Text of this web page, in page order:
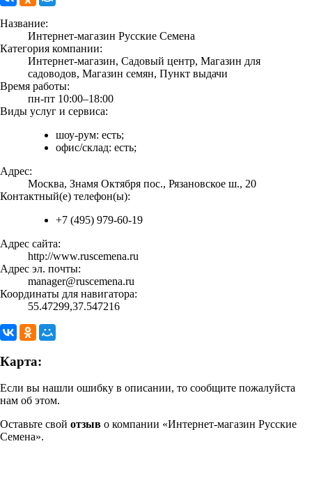
Название:
Интернет-магазин Русские Семена
Категория компании:
Интернет-магазин, Садовый центр, Магазин для
садоводов, Магазин семян, Пункт выдачи
Время работы:
пн-пт 10:00–18:00
Виды услуг и сервиса:
шоу-рум: есть;
офис/склад: есть;
Адрес:
Москва, Знамя Октября пос., Рязановское ш., 20
Контактный(е) телефон(ы):
+7 (495) 979-60-19
Адрес сайта:
http://www.ruscemena.ru
Адрес эл. почты:
manager@ruscemena.ru
Координаты для навигатора:
55.47299,37.547216
Карта:
Если вы нашли ошибку в описании, то сообщите пожалуйста
нам об этом.
Оставьте свой отзыв о компании «Интернет-магазин Русские
Семена».